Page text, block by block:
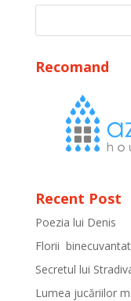
Recomand
Recent Post
Poezia lui Denis
Florii
Secretul lui
Lumea jucăriilor